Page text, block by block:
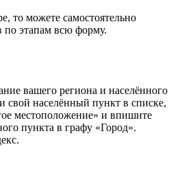
то можете самостоятельно
по этапам всю форму.
вашего региона и населённого
свой населённый пункт в списке,
местоположение» и впишите
пункта в графу «Город».